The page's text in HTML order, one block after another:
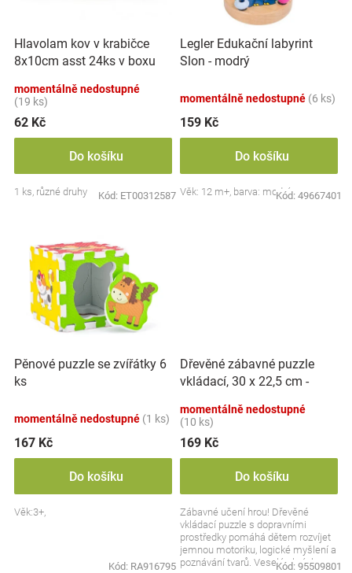
Blog
Hračkářství
Přihlášení
ůo
d
u
k
ů
Hlavolam kov v krabičce
8x10cm asst 24ks v boxu
momentálně nedostupné
(19 ks)
62 Kč
Do košíku
1 ks, různé druhy Kód: ET00312587
Legler Edukační labyrint
Slon - modrý
momentálně nedostupné (6 ks)
159 Kč
Do košíku
Věk: 12 m+, barva: modrá
Kód: 49667401
Pěnové puzzle se zvířátky 6
ks
momentálně nedostupné (1 ks)
167 Kč
Do košíku
Věk:3+,
Kód: RA916795
Dřevěné zábavné puzzle
vkládací, 30 x 22,5 cm -
momentálně nedostupné
(10 ks)
169 Kč
Do košíku
Zábavné učení hrou! Dřevěné
vkládací puzzle s dopravními
prostředky pomáhá dětem rozvíjet
jemnou motoriku, logické myšlení a
poznávání tvarů. Veselé obrázky
Kód: 95509801